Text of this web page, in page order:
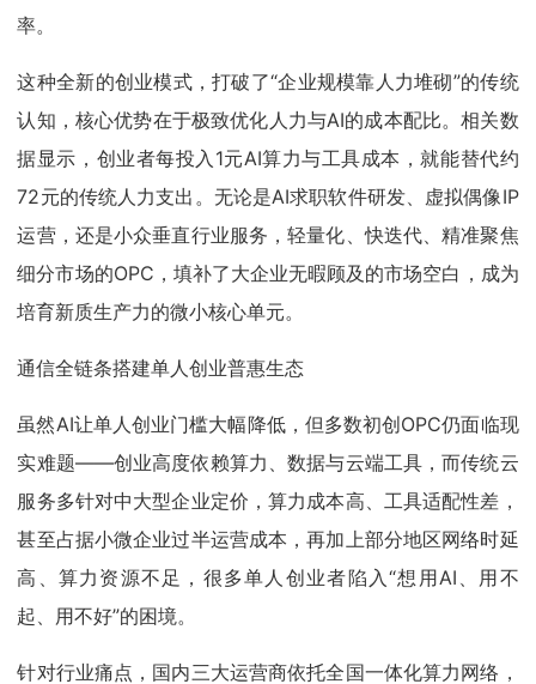
率。
这种全新的创业模式，打破了“企业规模靠人力堆砌”的传统
认知，核心优势在于极致优化人力与AI的成本配比。相关数
据显示，创业者每投入1元AI算力与工具成本，就能替代约
72元的传统人力支出。无论是AI求职软件研发、虚拟偶像IP
运营，还是小众垂直行业服务，轻量化、快迭代、精准聚焦
细分市场的OPC，填补了大企业无暇顾及的市场空白，成为
培育新质生产力的微小核心单元。
通信全链条搭建单人创业普惠生态
虽然AI让单人创业门槛大幅降低，但多数初创OPC仍面临现
实难题——创业高度依赖算力、数据与云端工具，而传统云
服务多针对中大型企业定价，算力成本高、工具适配性差，
甚至占据小微企业过半运营成本，再加上部分地区网络时延
高、算力资源不足，很多单人创业者陷入“想用AI、用不
起、用不好”的困境。
针对行业痛点，国内三大运营商依托全国一体化算力网络，